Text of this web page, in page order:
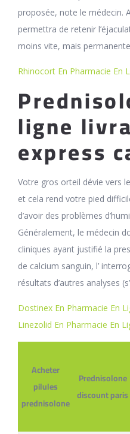
proposée, note le médecin.
permettra de retenir
moins vite, mais
Rhinocort En Pharmacie En
ligne
express
Votre gros orteil dévie vers
et cela rend votre pied
d’avoir des problèmes
Généralement, le médecin
cliniques ayant justifié la
de calcium sanguin, l’
résultats d’autres analyses
Dostinex En Pharmacie En
Linezolid En Pharmacie En
Acheter
pilules
prednisolone
Prednisolone
discount paris